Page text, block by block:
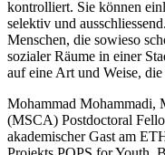
kontrolliert. Sie können
selektiv und
Menschen, die sowieso
sozialer Räume in einer
auf eine Art und Weise,
Mohammad Mohammadi,
(MSCA) Postdoctoral
akademischer Gast am